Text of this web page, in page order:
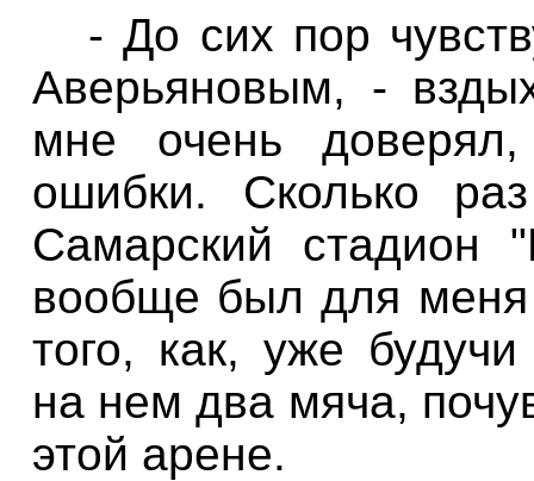
- До сих пор
Аверьяновым, -
мне очень
ошибки. Сколько
Самарский стадион
вообще был для
того, как,уже
на нем два мяча,
этой арене.